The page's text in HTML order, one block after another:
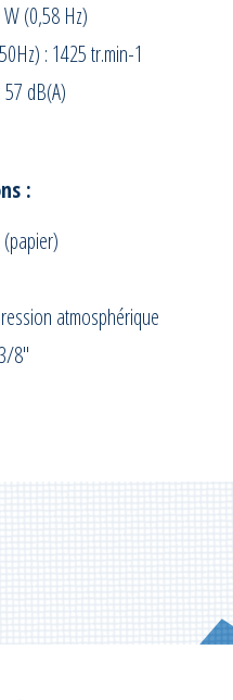
(0,58 Hz)
: 1425 tr.min-1
dB(A)
:
atmosphérique
8″